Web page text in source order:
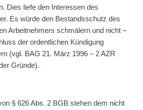
Dies liefe den Interessen des
Es würde den Bestandsschutz des
Arbeitnehmers schmälern und nicht –
der ordentlichen Kündigung
(vgl. BAG 21. März 1996 – 2 AZR
Gründe).
§ 626 Abs. 2 BGB stehen dem nicht